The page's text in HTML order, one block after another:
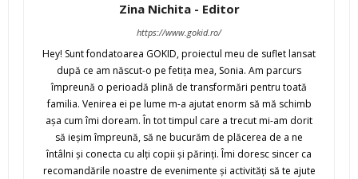
Zina Nichita - Editor
https://www.gokid.ro/
Hey! Sunt fondatoarea GOKID, proiectul meu de suflet lansat
după ce am născut-o pe fetiţa mea, Sonia. Am parcurs
împreună o perioadă plină de transformări pentru toată
familia. Venirea ei pe lume m-a ajutat enorm să mă schimb
aşa cum îmi doream. În tot timpul care a trecut mi-am dorit
să ieşim împreună, să ne bucurăm de plăcerea de a ne
întâlni şi conecta cu alţi copii şi părinţi. Îmi doresc sincer ca
recomandările noastre de evenimente şi activităţi să te ajute